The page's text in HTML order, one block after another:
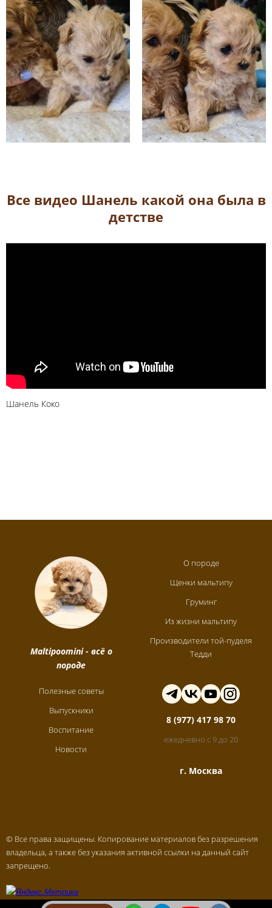
Все видео Шанель какой она была в
детстве
Шанель Коко
Maltipoomini- всё о
породе
О породе
Щенки мальтипу
Груминг
Из жизни мальтипу
Производители той-пуделя
Тедди
Полезные советы
Выпускники
Воспитание
Новости
8 (977) 417 98 70
ежедневно с 9 до 20
г. Москва
© Все права защищены. Копирование материалов без разрешения
владельца, а также без указания активной ссылки на данный сайт
запрещено.